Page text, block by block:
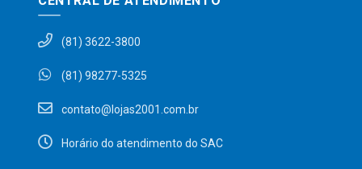
(81) 3622-3800
(81) 98277-5325
contato@lojas2001.com.br
Horário do atendimento do SAC